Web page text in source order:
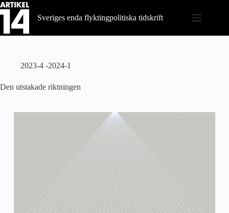
Hoppa
till
innehåll
Sveriges enda flyktingpolitiska tidskrift
2023-4 -2024-1
Den utstakade riktningen